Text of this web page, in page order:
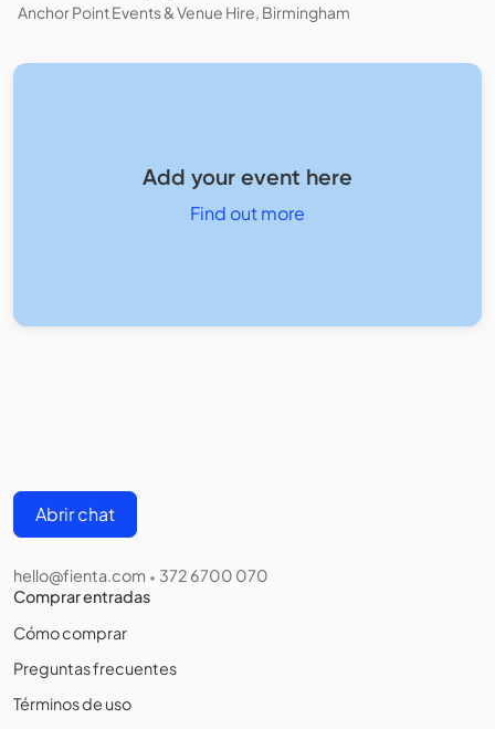
Anchor Point Events & Venue Hire, Birmingham
Add your event here
Find out more
Abrir chat
hello@fienta.com • 372 6700 070
Comprar entradas
Cómo comprar
Preguntas frecuentes
Términos de uso